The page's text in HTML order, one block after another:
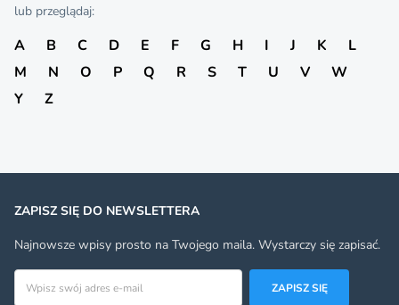
lub przeglądaj:
A B C D E F G H I J K
L
M
N O P Q R S T U V
W
Y
Z
ZAPISZ SIĘ DO NEWSLETTERA
Najnowsze wpisy prosto na Twojego maila. Wystarczy się zapisać.
Adres email
ZAPISZ SIĘ